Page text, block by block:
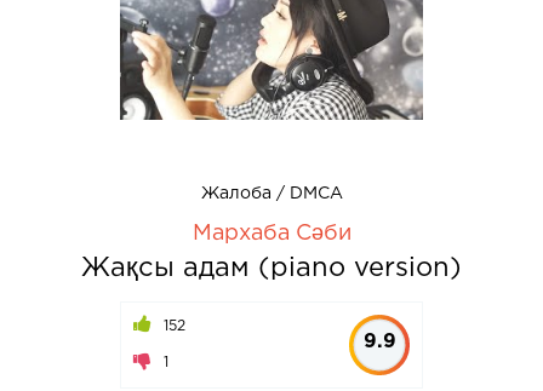
Жалоба / DMCA
Мархаба Сәби
Жақсы адам (piano version)
152
1
9.9